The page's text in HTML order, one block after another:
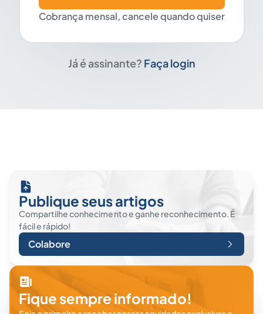
Cobrança mensal, cancele quando quiser
Já é assinante? Faça login
Publique seus artigos
Compartilhe conhecimento e ganhe reconhecimento. É
fácil e rápido!
Colabore
Fique sempre informado!